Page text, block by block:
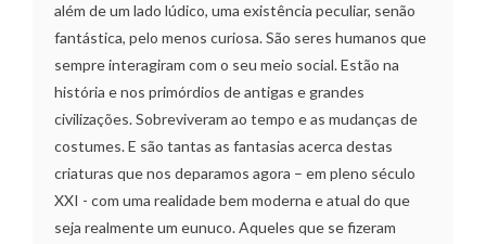
além de um lado lúdico, uma existência peculiar, senão
fantástica, pelo menos curiosa. São seres humanos que
sempre interagiram com o seu meio social. Estão na
história e nos primórdios de antigas e grandes
civilizações. Sobreviveram ao tempo e as mudanças de
costumes. E são tantas as fantasias acerca destas
criaturas que nos deparamos agora – em pleno século
XXI - com uma realidade bem moderna e atual do que
seja realmente um eunuco. Aqueles que se fizeram